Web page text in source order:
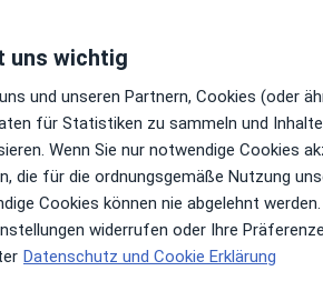
Morgen
6 Aug
Fr,
7 Aug
Sa,
8 Aug
Terminbuchung nicht verfügbar
uns wichtig
und unseren Partnern, Cookies (oder
für Statistiken zu sammeln und
Wenn Sie nur notwendige Cookies
die für die ordnungsgemäße Nutzung
Cookies können nie abgelehnt werden.
widerrufen oder Ihre
Datenschutz und Cookie Erklärung